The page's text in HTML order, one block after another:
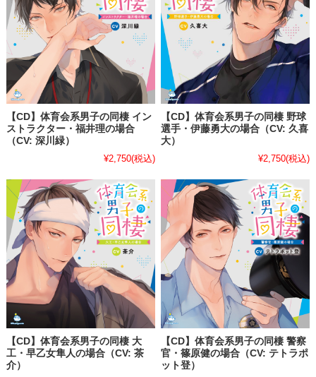
【CD】体育会系男子の同棲 イン
ストラクター・福井理の場合
（CV: 深川緑）
¥2,750(税込)
【CD】体育会系男子の同棲 野球
選手・伊藤勇大の場合（CV: 久喜
大）
¥2,750(税込)
【CD】体育会系男子の同棲 大
工・早乙女隼人の場合（CV: 茶
介）
【CD】体育会系男子の同棲 警察
官・篠原健の場合（CV: テトラポ
ット登）